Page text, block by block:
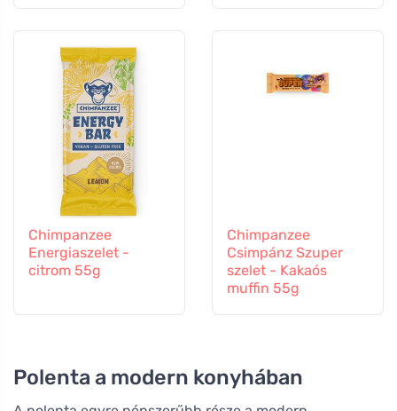
Chimpanzee
Energiaszelet -
citrom 55g
Chimpanzee
Csimpánz Szuper
szelet - Kakaós
muffin 55g
Polenta a modern konyhában